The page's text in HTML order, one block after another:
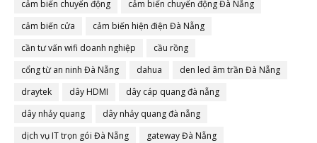
cảm biến chuyển động
cảm biến chuyển động Đà Nẵng
cảm biến cửa
cảm biến hiện điện Đà Nẵng
cần tư vấn wifi doanh nghiệp
cầu rồng
cổng từ an ninh Đà Nẵng
dahua
den led âm trần Đà Nẵng
draytek
dây HDMI
dây cáp quang đà nẵng
dây nhảy quang
dây nhảy quang đà nẵng
dịch vụ IT trọn gói Đà Nẵng
gateway Đà Nẵng